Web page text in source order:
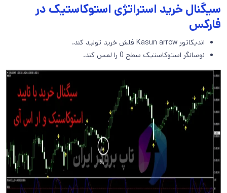
سیگنال خرید استراتژی استوکاستیک در
فارکس
اندیکاتور Kasun arrow فلش خرید تولید کند.
نوسانگر استوکاستیک سطح 0 را لمس کند.